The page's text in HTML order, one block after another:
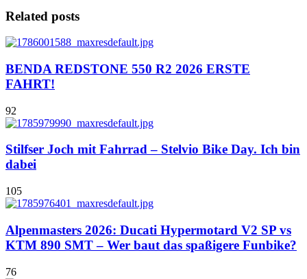
Related posts
BENDA REDSTONE 550 R2 2026 ERSTE
FAHRT!
92
Stilfser Joch mit Fahrrad – Stelvio Bike Day. Ich bin
dabei
105
Alpenmasters 2026: Ducati Hypermotard V2 SP vs
KTM 890 SMT – Wer baut das spaßigere Funbike?
76